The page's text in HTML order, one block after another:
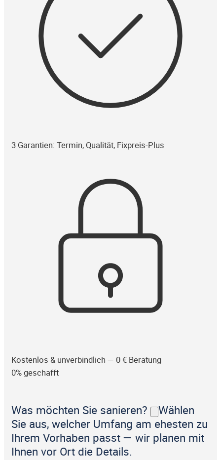
3 Garantien: Termin, Qualität, Fixpreis-Plus
Kostenlos & unverbindlich — 0 € Beratung
0% geschafft
Was möchten Sie sanieren?
Wählen
Sie aus, welcher Umfang am ehesten zu
Ihrem Vorhaben passt — wir planen mit
Ihnen vor Ort die Details.